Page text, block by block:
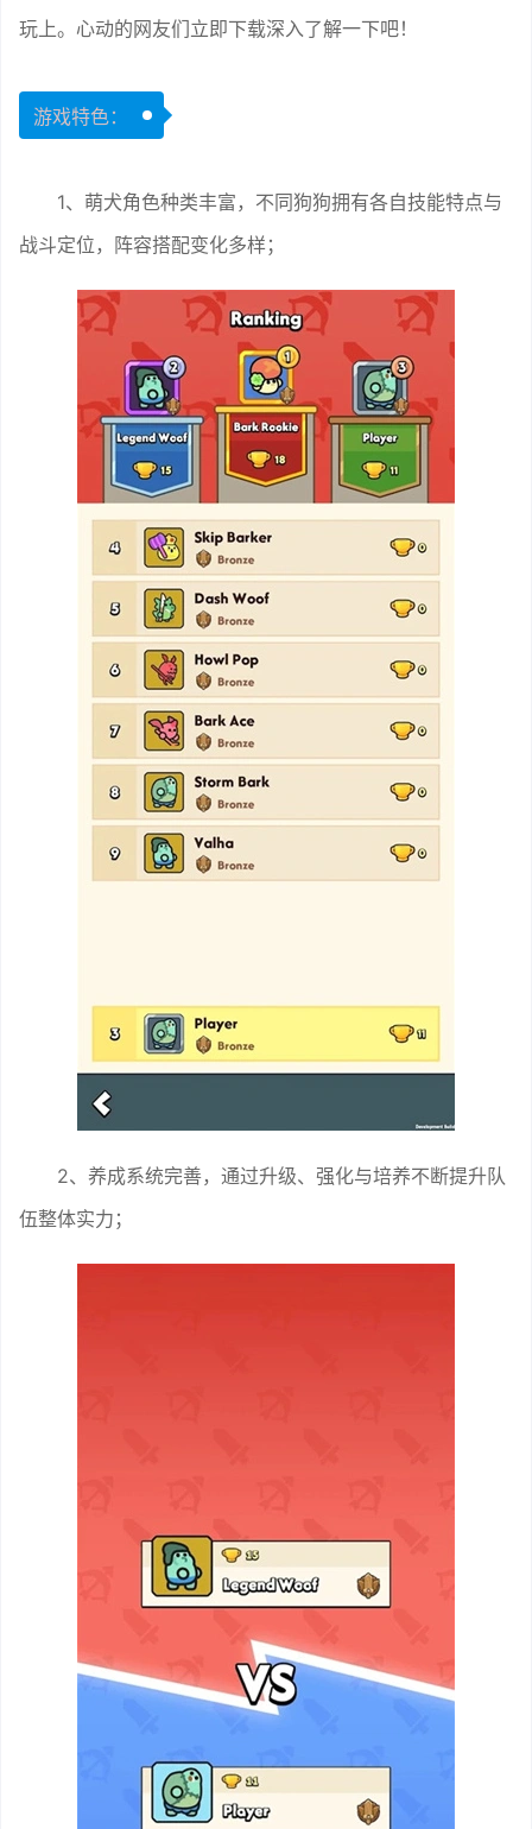
玩上。心动的网友们立即下载深入了解一下吧！
游戏特色：
1、萌犬角色种类丰富，不同狗狗拥有各自技能特点与
战斗定位，阵容搭配变化多样；
2、养成系统完善，通过升级、强化与培养不断提升队
伍整体实力；